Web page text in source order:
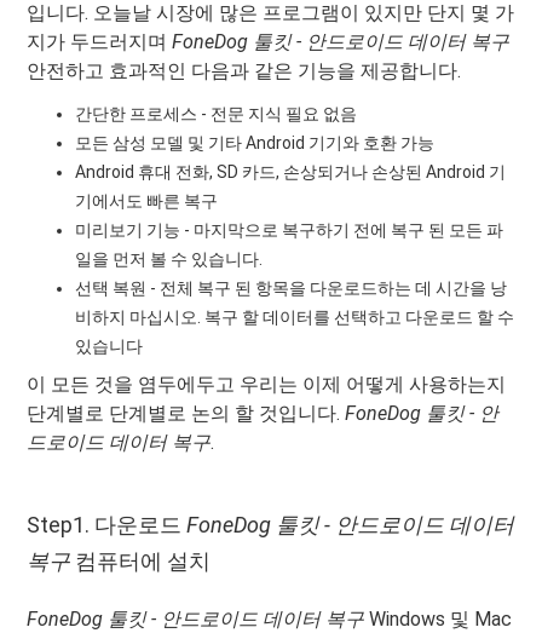
입니다. 오늘날 시장에 많은 프로그램이 있지만 단지 몇 가
지가 두드러지며FoneDog 툴킷 - 안드로이드 데이터 복구
안전하고 효과적인 다음과 같은 기능을 제공합니다.
간단한 프로세스 - 전문 지식 필요 없음
모든 삼성 모델 및 기타 Android 기기와 호환 가능
Android 휴대 전화, SD 카드, 손상되거나 손상된 Android 기
기에서도 빠른 복구
미리보기 기능 - 마지막으로 복구하기 전에 복구 된 모든 파
일을 먼저 볼 수 있습니다.
선택 복원 - 전체 복구 된 항목을 다운로드하는 데 시간을 낭
비하지 마십시오. 복구 할 데이터를 선택하고 다운로드 할 수
있습니다
이 모든 것을 염두에두고 우리는 이제 어떻게 사용하는지
단계별로 단계별로 논의 할 것입니다.FoneDog 툴킷 - 안
드로이드 데이터 복구.
Step1. 다운로드FoneDog 툴킷 - 안드로이드 데이터
복구 컴퓨터에 설치
FoneDog 툴킷 - 안드로이드 데이터 복구 Windows 및 Mac